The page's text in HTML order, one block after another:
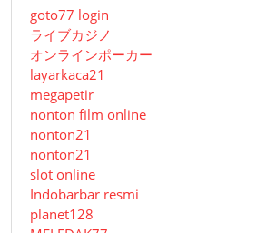
goto77 login
ライブカジノ
オンラインポーカー
layarkaca21
megapetir
nonton film online
nonton21
nonton21
slot online
Indobarbar resmi
planet128